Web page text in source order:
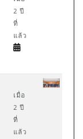
2 ปี
ที่
แล้ว
เมื่อ
2 ปี
ที่
แล้ว